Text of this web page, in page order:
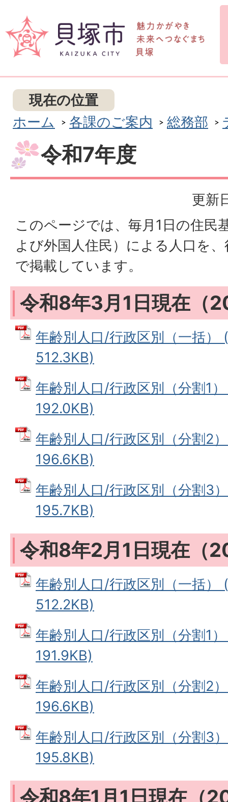
現在の位置
ホーム
各課のご案内 総務部
令和7年度
更新
このページでは、毎月1日の住民
よび外国人住民）による人口を
で掲載しています。
令和8年3月1日現在（
年齢別人口/行政区別（一括）
512.3KB)
年齢別人口/行政区別（分割1
192.0KB)
年齢別人口/行政区別（分割2
196.6KB)
年齢別人口/行政区別（分割3
195.7KB)
令和8年2月1日現在（
年齢別人口/行政区別（一括）
512.2KB)
年齢別人口/行政区別（分割1
191.9KB)
年齢別人口/行政区別（分割2
196.6KB)
年齢別人口/行政区別（分割3
195.8KB)
令和8年1月1日現在（